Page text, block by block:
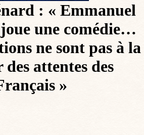
: « Emmanuel
une comédie…
ne sont pas à la
attentes des
»